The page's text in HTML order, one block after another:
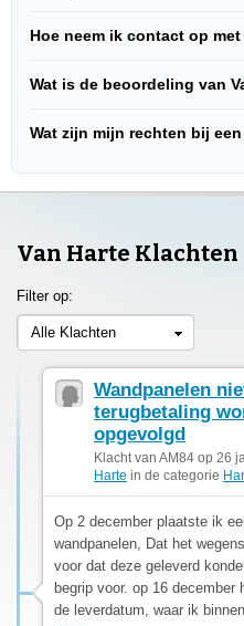
Hoe neem ik contact op met
Wat is de beoordeling van
Wat zijn mijn rechten bij
Van Harte Klachten
Filter op:
Alle Klachten
Wandpanelen
terugbetaling
opgevolgd
Klacht van AM84 op 26
Harte in de categorie
Op 2 december plaatste ik
wandpanelen, Dat het
voor dat deze geleverd
begrip voor. op 16 december
de leverdatum, waar ik